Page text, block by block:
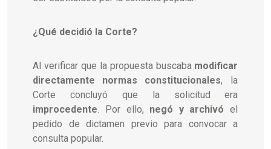
¿Qué decidió la Corte?
Al verificar que la propuesta buscaba modificar
directamente normas constitucionales, la
Corte concluyó que la solicitud era
improcedente. Por ello, negó y archivó el
pedido de dictamen previo para convocar a
consulta popular.